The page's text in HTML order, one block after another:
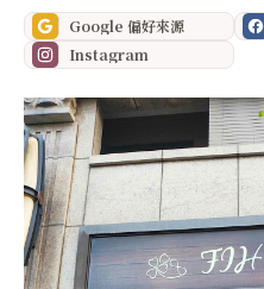
Google 偏好來源
Instagram